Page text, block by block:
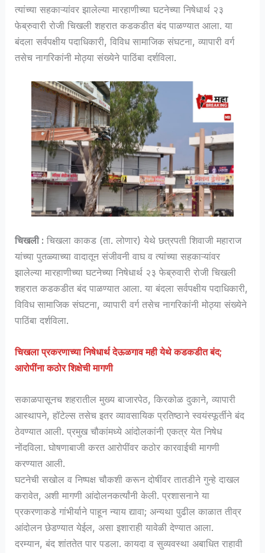
त्यांच्या सहकाऱ्यांवर झालेल्या मारहाणीच्या घटनेच्या निषेधार्थ २३
फेब्रुवारी रोजी चिखली शहरात कडकडीत बंद पाळण्यात आला. या
बंदला सर्वपक्षीय पदाधिकारी, विविध सामाजिक संघटना, व्यापारी वर्ग
तसेच नागरिकांनी मोठ्या संख्येने पाठिंबा दर्शविला.
चिखली : चिखला काकड (ता. लोणार) येथे छत्रपती शिवाजी महाराज
यांच्या पुतळ्याच्या वादातून संजीवनी वाघ व त्यांच्या सहकाऱ्यांवर
झालेल्या मारहाणीच्या घटनेच्या निषेधार्थ २३ फेब्रुवारी रोजी चिखली
शहरात कडकडीत बंद पाळण्यात आला. या बंदला सर्वपक्षीय पदाधिकारी,
विविध सामाजिक संघटना, व्यापारी वर्ग तसेच नागरिकांनी मोठ्या संख्येने
पाठिंबा दर्शविला.
चिखला प्रकरणाच्या निषेधार्थ देऊळगाव मही येथे कडकडीत बंद;
आरोपींना कठोर शिक्षेची मागणी
सकाळपासूनच शहरातील मुख्य बाजारपेठ, किरकोळ दुकाने, व्यापारी
आस्थापने, हॉटेल्स तसेच इतर व्यावसायिक प्रतिष्ठाने स्वयंस्फूर्तीने बंद
ठेवण्यात आली. प्रमुख चौकांमध्ये आंदोलकांनी एकत्र येत निषेध
नोंदविला. घोषणाबाजी करत आरोपींवर कठोर कारवाईची मागणी
करण्यात आली.
घटनेची सखोल व निष्पक्ष चौकशी करून दोषींवर तातडीने गुन्हे दाखल
करावेत, अशी मागणी आंदोलनकर्त्यांनी केली. प्रशासनाने या
प्रकरणाकडे गांभीर्याने पाहून न्याय द्यावा; अन्यथा पुढील काळात तीव्र
आंदोलन छेडण्यात येईल, असा इशाराही यावेळी देण्यात आला.
दरम्यान, बंद शांततेत पार पडला. कायदा व सुव्यवस्था अबाधित राहावी